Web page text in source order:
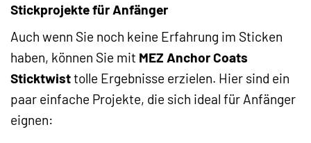
Stickprojekte für Anfänger
Auch wenn Sie noch keine Erfahrung im Sticken
haben, können Sie mit MEZ Anchor Coats
Sticktwisttolle Ergebnisse erzielen. Hier sind ein
paar einfache Projekte, die sich ideal für Anfänger
eignen: